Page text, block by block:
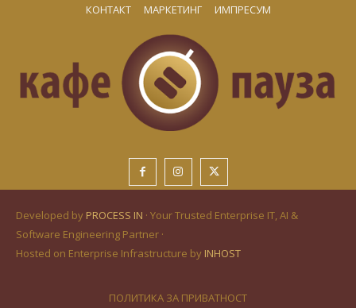
КОНТАКТ МАРКЕТИНГ ИМПРЕСУМ
Developed by PROCESS IN · Your Trusted Enterprise IT, AI &
Software Engineering Partner ·
Hosted on Enterprise Infrastructure by INHOST
ПОЛИТИКА ЗА ПРИВАТНОСТ